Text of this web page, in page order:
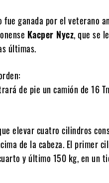
ganada por el veterano
Kacper Nycz, que se
últimas.
de pie un camión de 16
elevar cuatro cilindros
de la cabeza. El primer
y último 150 kg, en un